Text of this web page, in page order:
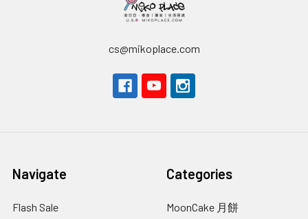
cs@mikoplace.com
Navigate
Flash Sale
Categories
MoonCake 月餅